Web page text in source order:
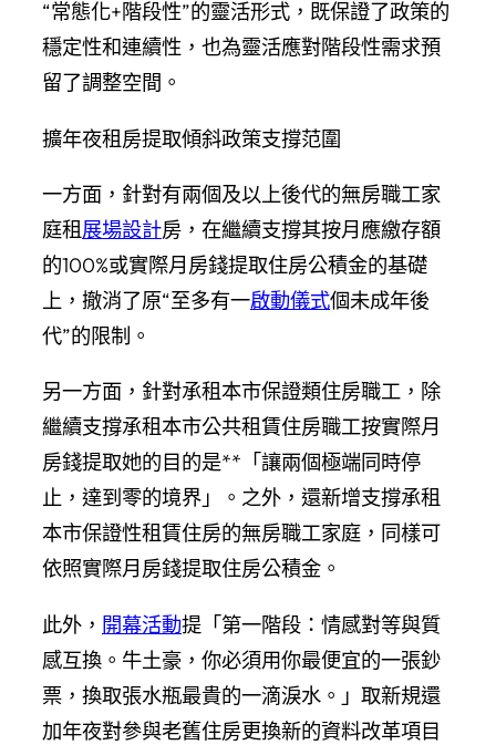
“常態化+階段性”的靈活形式，既保證了政策的
穩定性和連續性，也為靈活應對階段性需求預
留了調整空間。
擴年夜租房提取傾斜政策支撐范圍
一方面，針對有兩個及以上後代的無房職工家
庭租展場設計房，在繼續支撐其按月應繳存額
的100%或實際月房錢提取住房公積金的基礎
上，撤消了原“至多有一啟動儀式個未成年後
代”的限制。
另一方面，針對承租本市保證類住房職工，除
繼續支撐承租本市公共租賃住房職工按實際月
房錢提取她的目的是**「讓兩個極端同時停
止，達到零的境界」。之外，還新增支撐承租
本市保證性租賃住房的無房職工家庭，同樣可
依照實際月房錢提取住房公積金。
此外， 開幕活動提「第一階段：情感對等與質
感互換。牛土豪，你必須用你最便宜的一張鈔
票，換取張水瓶最貴的一滴淚水。」取新規還
加年夜對參與老舊住房更換新的資料改革項目